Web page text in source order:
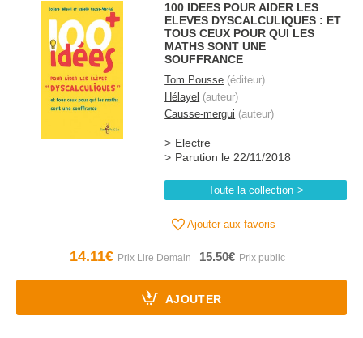
100 IDEES POUR AIDER LES
ELEVES DYSCALCULIQUES : ET
TOUS CEUX POUR QUI LES
MATHS SONT UNE
SOUFFRANCE
Tom Pousse (éditeur)
Hélayel (auteur)
Causse-mergui (auteur)
Electre
Parution le 22/11/2018
Toute la collection
Ajouter aux favoris
14.11€ 15.50€
AJOUTER